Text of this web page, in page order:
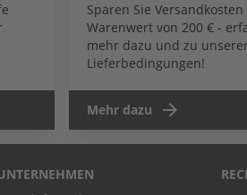
Sparen Sie
Warenwert von 200 € -
mehr dazu und zu
Lieferbedingungen!
Mehr dazu